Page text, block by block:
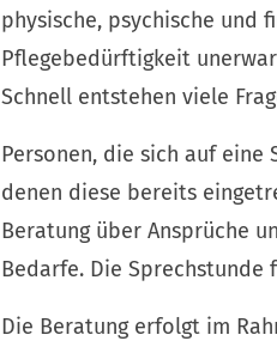
physische, psychische und
Pflegebedürftigkeit
Schnell entstehen viele
Personen, die sich auf
denen diese bereits
Beratung über Ansprüche
Bedarfe. ­Die
Die Beratung erfolgt im